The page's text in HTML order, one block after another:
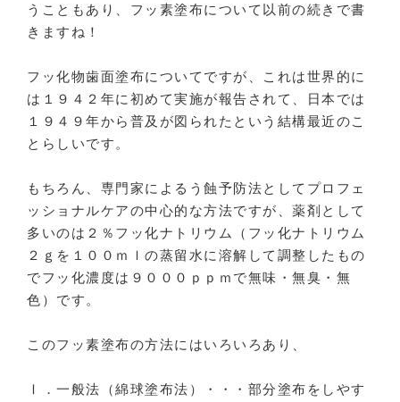
うこともあり、フッ素塗布について以前の続きで書
きますね！
フッ化物歯面塗布についてですが、これは世界的に
は１９４２年に初めて実施が報告されて、日本では
１９４９年から普及が図られたという結構最近のこ
とらしいです。
もちろん、専門家によるう蝕予防法としてプロフェ
ッショナルケアの中心的な方法ですが、薬剤として
多いのは２％フッ化ナトリウム（フッ化ナトリウム
２ｇを１００ｍｌの蒸留水に溶解して調整したもの
でフッ化濃度は９０００ｐｐｍで無味・無臭・無
色）です。
このフッ素塗布の方法にはいろいろあり、
Ⅰ．一般法（綿球塗布法）・・・部分塗布をしやす